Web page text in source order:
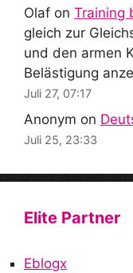
Olaf on Training
gleich zur
und den armen
Belästigung
Juli 27, 07:17
Anonym on
Juli 25, 23:33
Elite Partner
Eblogx